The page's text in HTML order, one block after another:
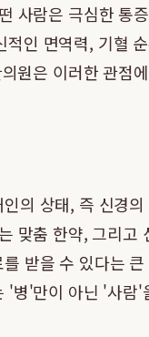
사람은 극심한 통
인 면역력, 기혈
원은 이러한 관점
의 상태, 즉 신경
맞춤 한약, 그리고
받을 수 있다는
병'만이 아닌 '사람